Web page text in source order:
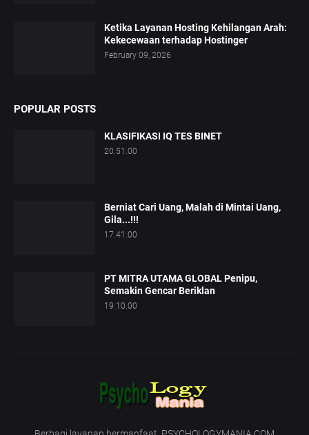
Ketika Layanan Hosting Kehilangan Arah:
Kekecewaan terhadap Hostinger
February 09, 2026
POPULAR POSTS
KLASIFIKASI IQ TES BINET
20.51.00
Berniat Cari Uang, Malah di Mintai Uang,
Gila...!!!
17.41.00
PT MITRA UTAMA GLOBAL Penipu,
Semakin Gencar Beriklan
19.10.00